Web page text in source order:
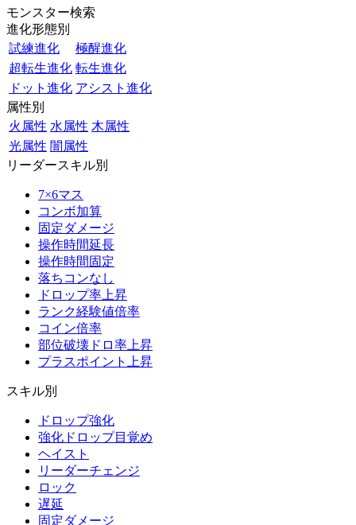
モンスター検索
進化形態別
試練進化
極醒進化
超転生進化 転生進化
ドット進化 アシスト進化
属性別
火属性 水属性 木属性
光属性 闇属性
リーダースキル別
7×6マス
コンボ加算
固定ダメージ
操作時間延長
操作時間固定
落ちコンなし
ドロップ率上昇
ランク経験値倍率
コイン倍率
部位破壊ドロ率上昇
プラスポイント上昇
スキル別
ドロップ強化
強化ドロップ目覚め
ヘイスト
リーダーチェンジ
ロック
遅延
固定ダメージ